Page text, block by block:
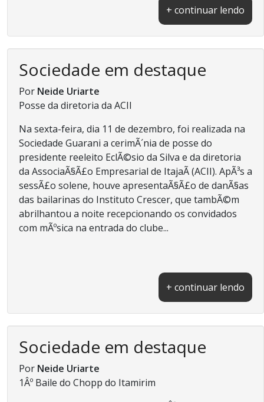
+ continuar lendo
Sociedade em destaque
Por Neide Uriarte
Posse da diretoria da ACII
Na sexta-feira, dia 11 de dezembro, foi realizada na
Sociedade Guarani a cerimÃ´nia de posse do
presidente reeleito EclÃ©sio da Silva e da diretoria
da AssociaÃ§Ã£o Empresarial de ItajaÃ­ (ACII). ApÃ³s a
sessÃ£o solene, houve apresentaÃ§Ã£o de danÃ§as
das bailarinas do Instituto Crescer, que tambÃ©m
abrilhantou a noite recepcionando os convidados
com mÃºsica na entrada do clube...
+ continuar lendo
Sociedade em destaque
Por Neide Uriarte
1Âº Baile do Chopp do Itamirim